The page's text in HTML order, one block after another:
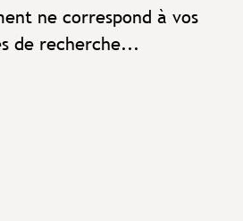
ne correspond à vos
de recherche...